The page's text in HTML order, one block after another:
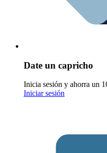
Date un capricho
Inicia sesión y ahorra un
Iniciar sesión